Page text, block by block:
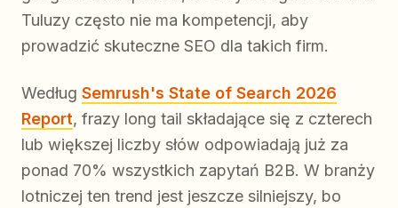
Tuluzy często nie ma kompetencji, aby
prowadzić skuteczne SEO dla takich firm.
Według Semrush's State of Search 2026
Report, frazy long tail składające się z czterech
lub większej liczby słów odpowiadają już za
ponad 70% wszystkich zapytań B2B. W branży
lotniczej ten trend jest jeszcze silniejszy, bo